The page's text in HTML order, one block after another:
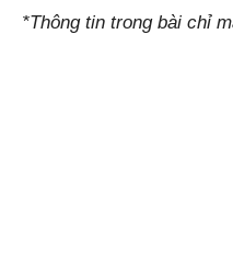
*Thông tin trong bài chỉ